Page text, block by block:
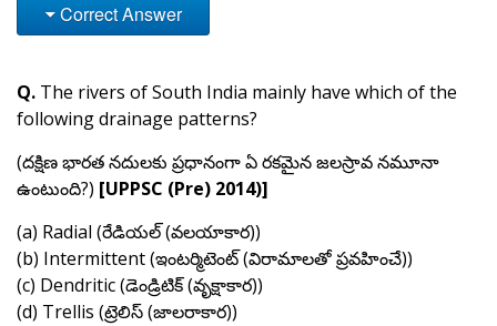
Correct Answer
Q. The rivers of South India mainly have which of the
following drainage patterns?
(దక్షిణ భారత నదులకు ప్రధానంగా ఏ రకమైన జలస్రావ నమూనా
ఉంటుంది?) [UPPSC (Pre) 2014)]
(a) Radial (రేడియల్ (వలయాకార))
(b) Intermittent (ఇంటర్మిటెంట్ (విరామాలతో ప్రవహించే))
(c) Dendritic (డెండ్రిటిక్ (వృక్షాకార))
(d) Trellis (ట్రెలిస్ (జాలరాకార))